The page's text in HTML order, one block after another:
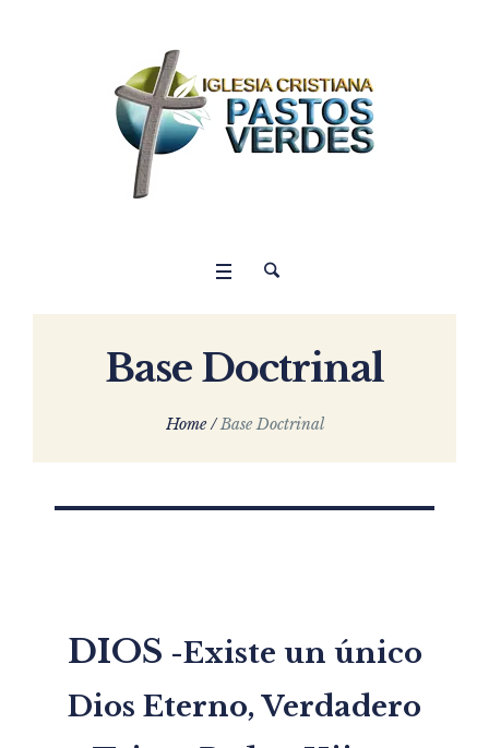
Base Doctrinal
Home /Base Doctrinal
DIOS -Existe un único
Dios Eterno, Verdadero